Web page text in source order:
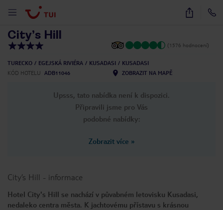
12
City’s Hill
(1576 hodnocení)
TURECKO EGEJSKÁ RIVIÉRA KUSADASI
KUSADASI
KÓD HOTELU
ADB11046 ZOBRAZIT NA MAPĚ
Upsss, tato nabídka není k dispozici.
Připravili jsme pro Vás
podobné nabídky:
Zobrazit více »
City’s Hill - informace
Hotel City's Hill se nachází v půvabném letovisku Kusadasi,
nedaleko centra města. K jachtovému přístavu s krásnou